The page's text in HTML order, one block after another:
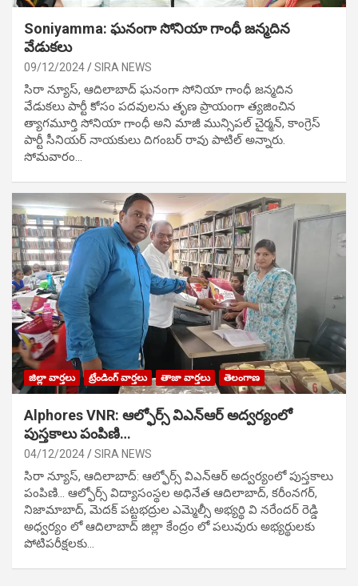
Soniyamma: ఘ‌నంగా సోనియా గాంధీ జ‌న్మ‌దిన
వేడుక‌లు
09/12/2024 SIRA NEWS
సిరా న్యూస్, ఆదిలాబాద్ ఘ‌నంగా సోనియా గాంధీ జ‌న్మ‌దిన
వేడుక‌లు పార్టీ కోసం ప‌ద‌వుల‌ను తృణ ప్రాయంగా త్య‌జించిన
త్యాగమూర్తి సోనియా గాంధీ అని మాజీ మున్సిప‌ల్ చైర్మ‌న్, కాంగ్రెస్
పార్టీ సీనియ‌ర్ నాయ‌కులు దిగంబ‌ర్ రావు పాటిల్ అన్నారు.
సోమవారం…
జిల్లా వార్తలు ట్రేండింగ్ వార్తలు తాజా వార్తలు తెలంగాణ
Alphores VNR: ఆల్ఫోర్స్ విఎన్ఆర్ అద్వర్యంలో
పుస్తకాలు పంపిణి…
04/12/2024 SIRA NEWS
సిరా న్యూస్, ఆదిలాబాద్: ఆల్ఫోర్స్ విఎన్ఆర్ అద్వర్యంలో పుస్తకాలు
పంపిణి… ఆల్ఫోర్స్ విద్యాసంస్థల అధినేత ఆదిలాబాద్, కరీంనగర్,
నిజామాబాద్, మెదక్ పట్టభద్రుల ఎమ్మెల్సీ అభ్యర్థి వి నరేందర్ రెడ్డి
అధ్వర్యం లో ఆదిలాబాద్ జిల్లా కేంద్రం లో పలువురు అభ్యర్థులకు
పోటిప‌రీక్ష‌ల‌కు…